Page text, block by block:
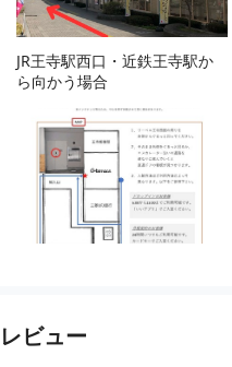
JR王寺駅西口・近鉄王寺駅か
ら向かう場合
レビュー